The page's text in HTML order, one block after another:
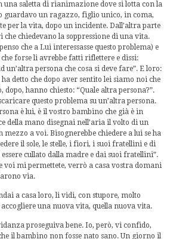
una saletta di rianimazione dove si lotta con la
guardavo un ragazzo, figlio unico, in coma,
per la vita, dopo un incidente. Dall’altra parte
che chiedevano la soppressione di una vita.
che a Lui interessasse questo problema) e
forse li avrebbe fatti riflettere e dissi:
un’altra persona che cosa si deve fare”. E loro:
detto che dopo aver sentito lei siamo noi che
dopo, hanno chiesto: “Quale altra persona?”.
questo problema su un’altra persona.
è lui, è il vostro bambino che già è in
della mano disegnai nell’aria il volto di un
mezzo a voi. Bisognerebbe chiedere a lui se ha
il sole, le stelle, i fiori, i suoi fratellini e di
cullato dalla madre e dai suoi fratellini”.
voi mi permettete, verrò a casa vostra domani
via.
a casa loro, li vidi, con stupore, molto
una nuova vita, quella nuova vita.
proseguiva bene. Io, però, vi confido,
il bambino non fosse nato sano. Un giorno il